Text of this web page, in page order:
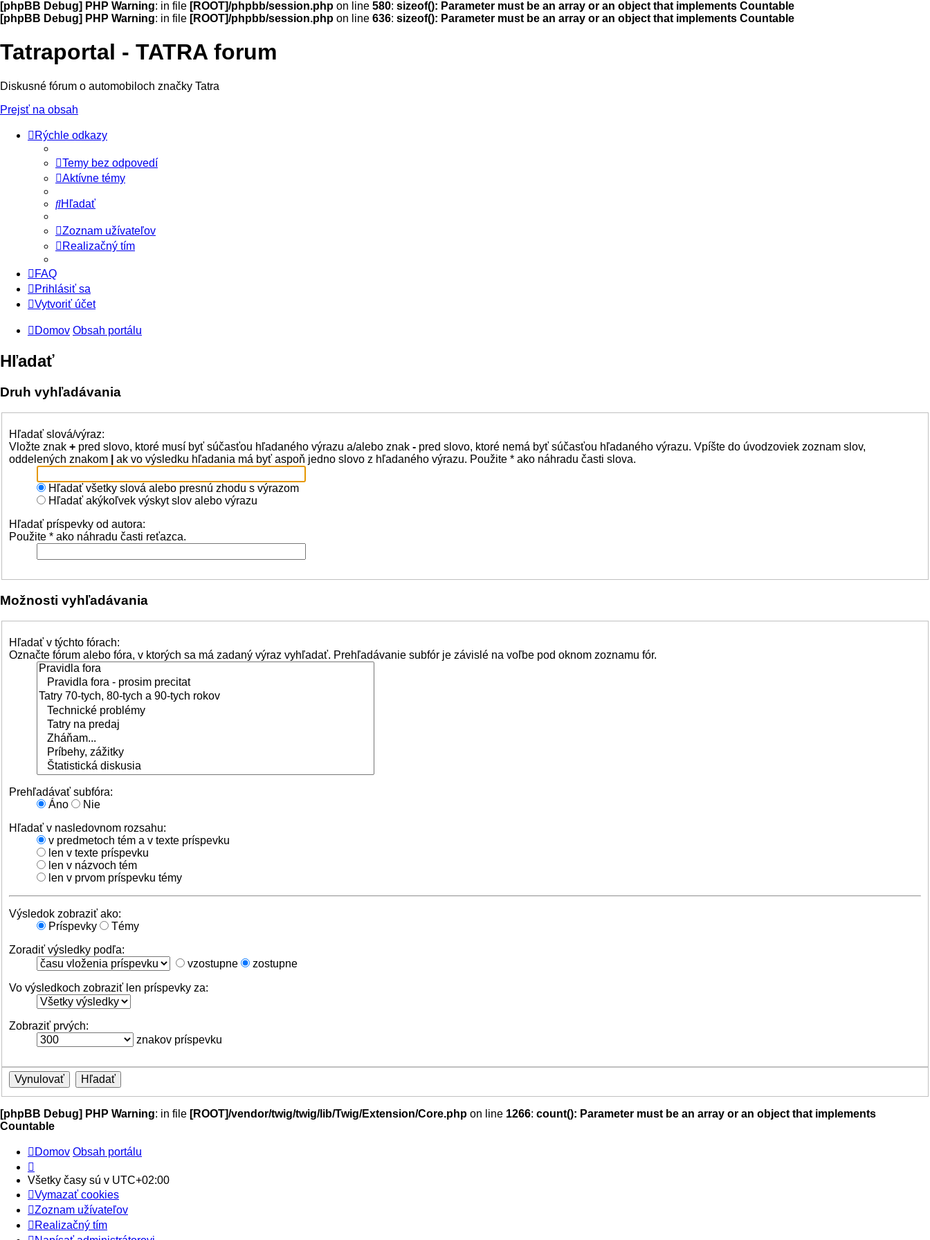
[phpBB Debug] PHP Warning: in file [ROOT]/phpbb/session.php on line 580: sizeof(): Parameter must be an array or an object that implements Countable
[phpBB Debug] PHP Warning: in file [ROOT]/phpbb/session.php on line 636: sizeof(): Parameter must be an array or an object that implements Countable
Tatraportal - TATRA forum
Diskusné fórum o automobiloch značky Tatra
Prejsť na obsah
Rýchle odkazy
Temy bez odpovedí
Aktívne témy
Hľadať
Zoznam užívateľov
Realizačný tím
FAQ
Prihlásiť sa
Vytvoriť účet
Domov Obsah portálu
Hľadať
Druh vyhľadávania
Hľadať slová/výraz:
Vložte znak + pred slovo, ktoré musí byť súčasťou hľadaného výrazu a/alebo znak - pred slovo, ktoré nemá byť súčasťou hľadaného výrazu. Vpíšte do úvodzoviek zoznam slov,
oddelených znakom
ak vo výsledku hľadania má byť aspoň jedno slovo z hľadaného výrazu. Použite * ako náhradu časti slova.
Hľadať všetky slová alebo presnú zhodu s výrazom
Hľadať akýkoľvek výskyt slov alebo výrazu
Hľadať príspevky od autora:
Použite * ako náhradu časti reťazca.
Možnosti vyhľadávania
Hľadať v týchto fórach:
Označte fórum alebo fóra, v ktorých sa má zadaný výraz vyhľadať. Prehľadávanie subfór je závislé na voľbe pod oknom zoznamu fór.
Prehľadávať subfóra:
Áno
Nie
Hľadať v nasledovnom rozsahu:
v predmetoch tém a v texte príspevku
len v texte príspevku
len v názvoch tém
len v prvom príspevku témy
Výsledok zobraziť ako:
Príspevky
Témy
Zoradiť výsledky podľa:
vzostupne
zostupne
Vo výsledkoch zobraziť len príspevky za:
Zobraziť prvých:
znakov príspevku
[phpBB Debug] PHP Warning: in file [ROOT]/vendor/twig/twig/lib/Twig/Extension/Core.php on line 1266: count(): Parameter must be an array or an object that implements
Countable
Domov Obsah portálu
Všetky časy sú v UTC+02:00
Vymazať cookies
Zoznam užívateľov
Realizačný tím